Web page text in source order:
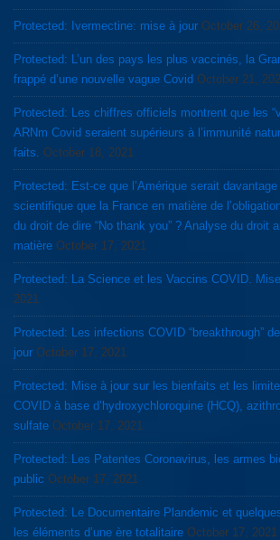
Protected: Ivermectine: mise à jour October 26,
Protected: L’un des pays les plus vaccinés, la
frappé d’une nouvelle vague Covid October 21,
Protected: Les chiffres officiels montrent que les
ARNm Covid seraient supérieurs à l’immunité
faits.
October 18, 2021
Protected: Est-ce que l’Amérique serait
scientifique que la France en matière de
du droit de dire “No thank you” ? Analyse du droit
matière October 17, 2021
Protected: La Science et les Vaccins COVID.
2021
Protected: Les infections COVID “breakthrough”
jour October 17, 2021
Protected: Mise à jour sur les bienfaits et les
COVID à base d’hydroxychloroquine (HCQ),
sulfate October 17, 2021
Protected: Les Patentes Coronavirus, les armes
public October 17, 2021
Protected: Le Documentaire Plandemic et
les éléments d’une ère totalitaire October 17, 2021